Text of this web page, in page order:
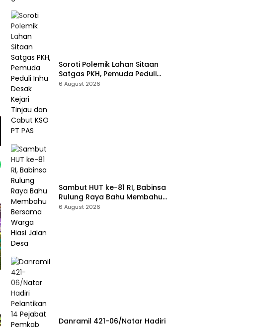
Soroti Polemik Lahan Sitaan
Satgas PKH, Pemuda Peduli
Inhu Desak Kejari Tinjau dan
6 August 2026
Sambut HUT ke-81 RI, Babinsa
Rulung Raya Bahu Membahu
Bersama Warga Hiasi Jalan
6 August 2026
Danramil 421-06/Natar Hadiri